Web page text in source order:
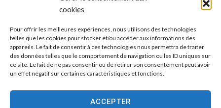
cookies
Pour offrir les meilleures expériences, nous utilisons des technologies
telles que les cookies pour stocker et/ou accéder aux informations des
appareils. Le fait de consentir à ces technologies nous permettra de traiter
des données telles que le comportement de navigation ou les ID uniques sur
ce site. Le fait de ne pas consentir ou de retirer son consentement peut avoir
un effet négatif sur certaines caractéristiques et fonctions.
ACCEPTER